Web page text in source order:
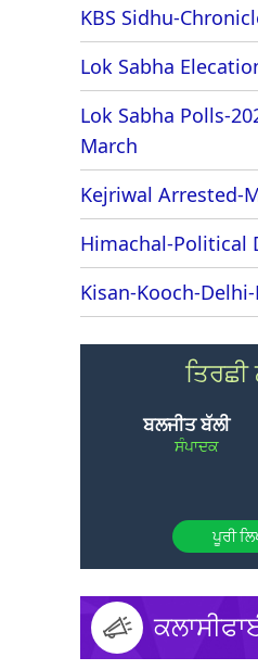
KBS Sidhu-
Lok Sabha
Lok Sabha Polls-
March
Kejriwal Arrested-
Himachal-Political
Kisan-Kooch-
ਬਲਜੀਤ ਬੱਲੀ
ਸੰਪਾਦਕ
ਪੂਰੀ